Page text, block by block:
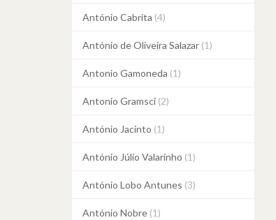
António Cabrita (4)
António de Oliveira Salazar (1)
Antonio Gamoneda (1)
Antonio Gramsci (2)
António Jacinto (1)
António Júlio Valarinho (1)
António Lobo Antunes (3)
António Nobre (1)